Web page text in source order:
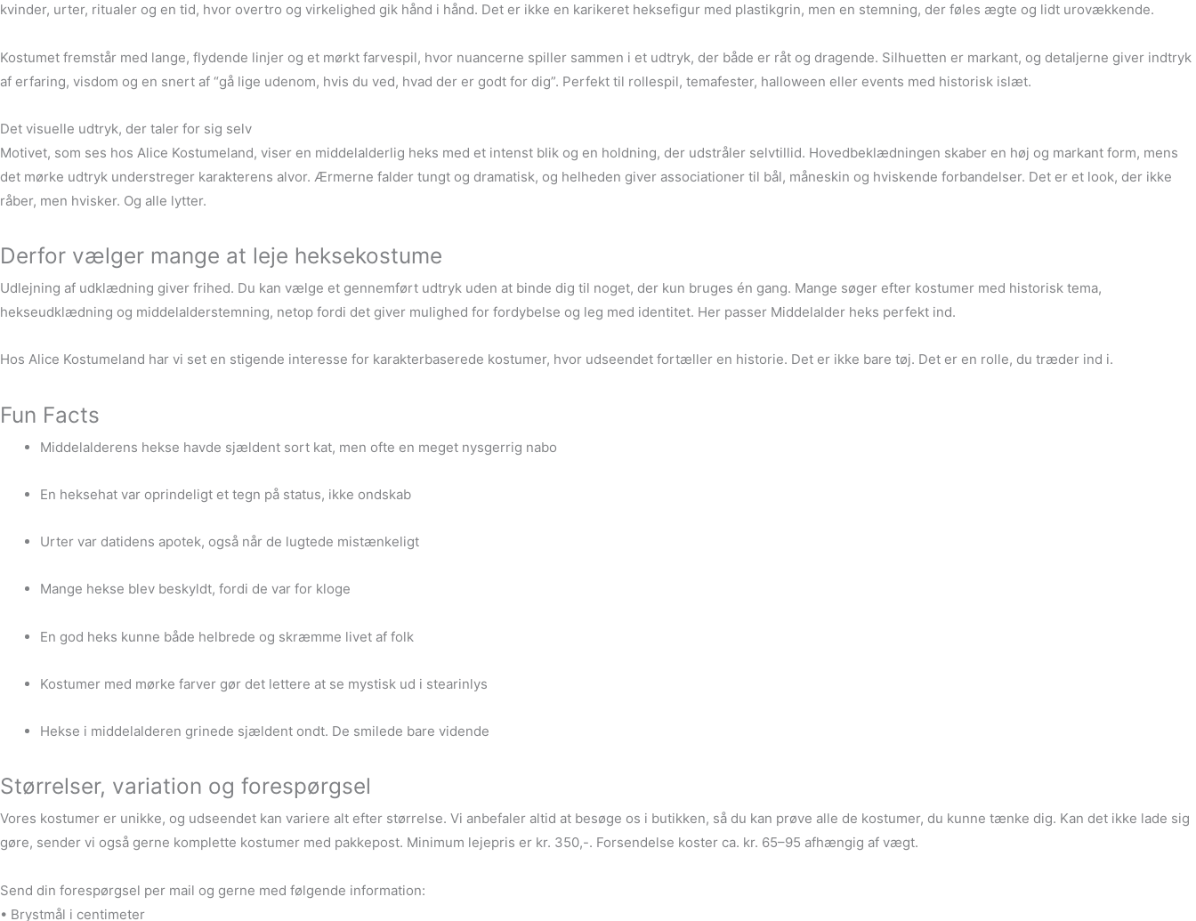
kvinder, urter, ritualer og en tid, hvor overtro og virkelighed gik hånd i hånd. Det er ikke en karikeret heksefigur med plastikgrin, men en stemning, der føles ægte og lidt urovækkende.
Kostumet fremstår med lange, flydende linjer og et mørkt farvespil, hvor nuancerne spiller sammen i et udtryk, der både er råt og dragende. Silhuetten er markant, og detaljerne giver indtryk
af erfaring, visdom og en snert af “gå lige udenom, hvis du ved, hvad der er godt for dig”. Perfekt til rollespil, temafester, halloween eller events med historisk islæt.
Det visuelle udtryk, der taler for sig selv
Motivet, som ses hos Alice Kostumeland, viser en middelalderlig heks med et intenst blik og en holdning, der udstråler selvtillid. Hovedbeklædningen skaber en høj og markant form, mens
det mørke udtryk understreger karakterens alvor. Ærmerne falder tungt og dramatisk, og helheden giver associationer til bål, måneskin og hviskende forbandelser. Det er et look, der ikke
råber, men hvisker. Og alle lytter.
Derfor vælger mange at leje heksekostume
Udlejning af udklædning giver frihed. Du kan vælge et gennemført udtryk uden at binde dig til noget, der kun bruges én gang. Mange søger efter kostumer med historisk tema,
hekseudklædning og middelalderstemning, netop fordi det giver mulighed for fordybelse og leg med identitet. Her passer Middelalder heks perfekt ind.
Hos Alice Kostumeland har vi set en stigende interesse for karakterbaserede kostumer, hvor udseendet fortæller en historie. Det er ikke bare tøj. Det er en rolle, du træder ind i.
Fun Facts
Middelalderens hekse havde sjældent sort kat, men ofte en meget nysgerrig nabo
En heksehat var oprindeligt et tegn på status, ikke ondskab
Urter var datidens apotek, også når de lugtede mistænkeligt
Mange hekse blev beskyldt, fordi de var for kloge
En god heks kunne både helbrede og skræmme livet af folk
Kostumer med mørke farver gør det lettere at se mystisk ud i stearinlys
Hekse i middelalderen grinede sjældent ondt. De smilede bare vidende
Størrelser, variation og forespørgsel
Vores kostumer er unikke, og udseendet kan variere alt efter størrelse. Vi anbefaler altid at besøge os i butikken, så du kan prøve alle de kostumer, du kunne tænke dig. Kan det ikke lade sig
gøre, sender vi også gerne komplette kostumer med pakkepost. Minimum lejepris er kr. 350,-. Forsendelse koster ca. kr. 65–95 afhængig af vægt.
Send din forespørgsel per mail og gerne med følgende information:
• Brystmål i centimeter